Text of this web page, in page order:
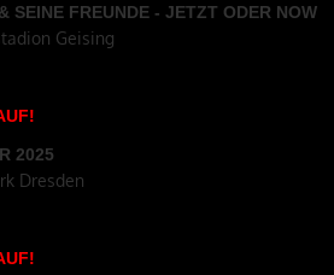
SEINE FREUNDE - JETZT ODER NOW
Geising
!
2025
Dresden
!